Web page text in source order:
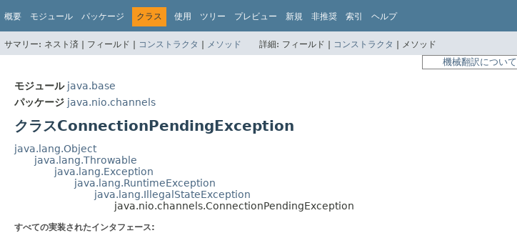
概要 モジュール パッケージ クラス 使用 ツリー プレビュー 新規 非推奨 索引 ヘルプ
サマリー: ネスト済 | フィールド | コンストラクタ | メソッド 詳細: フィールド | コンストラクタ | メソッド
機械翻訳について
モジュール java.base
パッケージ java.nio.channels
クラスConnectionPendingException
java.lang.Object
java.lang.Throwable
java.lang.Exception
java.lang.RuntimeException
java.lang.IllegalStateException
java.nio.channels.ConnectionPendingException
すべての実装されたインタフェース: